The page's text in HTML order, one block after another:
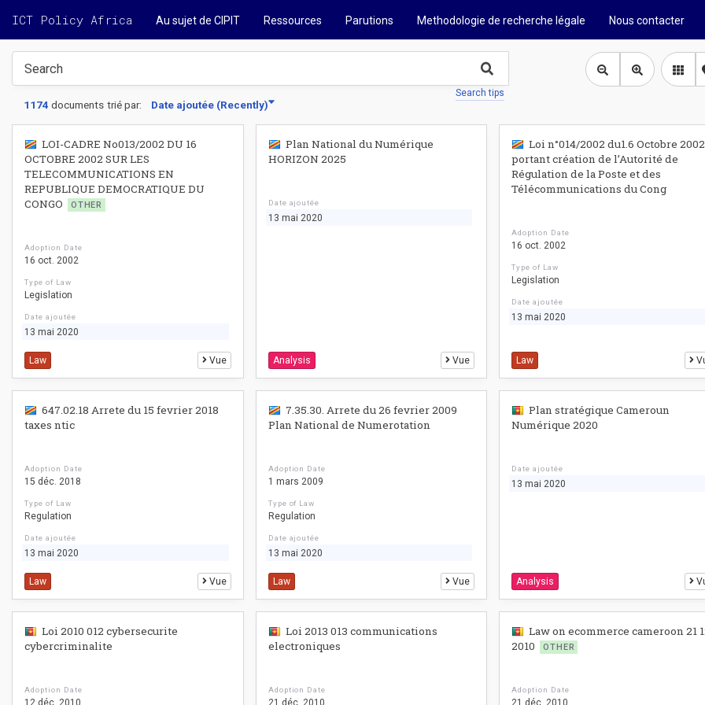
ICT Policy Africa Au sujet de CIPIT Ressources Parutions Methodologie de recherche légale Nous contacter
Search tips
1174 documents trié par: Date ajoutée (Recently)
LOI-CADRE No013/2002 DU 16
OCTOBRE 2002 SUR LES
TELECOMMUNICATIONS EN
REPUBLIQUE DEMOCRATIQUE DU
CONGO
OTHER
Adoption Date
16 oct. 2002
Type of Law
Legislation
Date ajoutée
13 mai 2020
Law Vue
Plan National du Numérique
HORIZON 2025
Date ajoutée
13 mai 2020
Analysis Vue
Loi n°014/2002 du1.6 Octobre 2002
portant création de l’Autorité de
Régulation de la Poste et des
Télécommunications du Cong
Adoption Date
16 oct. 2002
Type of Law
Legislation
Date ajoutée
13 mai 2020
Law
647.02.18 Arrete du 15 fevrier 2018
taxes ntic
Adoption Date
15 déc. 2018
Type of Law
Regulation
Date ajoutée
13 mai 2020
Law Vue
7.35.30. Arrete du 26 fevrier 2009
Plan National de Numerotation
Adoption Date
1 mars 2009
Type of Law
Regulation
Date ajoutée
13 mai 2020
Law Vue
Plan stratégique Cameroun
Numérique 2020
Date ajoutée
13 mai 2020
Analysis
Loi 2010 012 cybersecurite
cybercriminalite
Adoption Date
12 déc. 2010
Loi 2013 013 communications
electroniques
Adoption Date
21 déc. 2010
Law on ecommerce cameroon 21
2010
OTHER
Adoption Date
21 déc. 2010